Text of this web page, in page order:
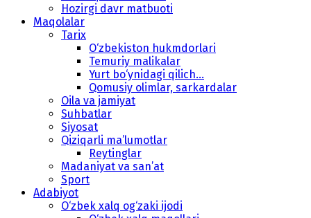
Hozirgi davr matbuoti
Maqolalar
Tarix
O‘zbekiston hukmdorlari
Temuriy malikalar
Yurt bo‘ynidagi qilich...
Qomusiy olimlar, sarkardalar
Oila va jamiyat
Suhbatlar
Siyosat
Qiziqarli ma’lumotlar
Reytinglar
Madaniyat va san’at
Sport
Adabiyot
O‘zbek xalq og‘zaki ijodi